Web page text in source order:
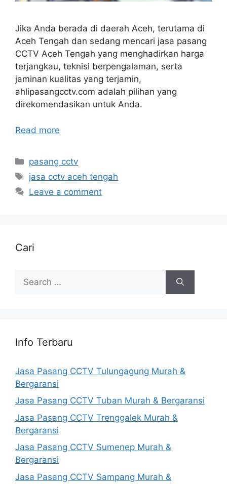
Jika Anda berada di daerah Aceh, terutama di
Aceh Tengah dan sedang mencari jasa pasang
CCTV Aceh Tengah yang menghadirkan harga
terjangkau, teknisi berpengalaman, serta
jaminan kualitas yang terjamin,
ahlipasangcctv.com adalah pilihan yang
direkomendasikan untuk Anda.
Read more
Categories
pasang cctv
Tags
jasa cctv aceh tengah
Leave a comment
Cari
for:
Info Terbaru
Jasa Pasang CCTV Tulungagung Murah &
Bergaransi
Jasa Pasang CCTV Tuban Murah & Bergaransi
Jasa Pasang CCTV Trenggalek Murah &
Bergaransi
Jasa Pasang CCTV Sumenep Murah &
Bergaransi
Jasa Pasang CCTV Sampang Murah &